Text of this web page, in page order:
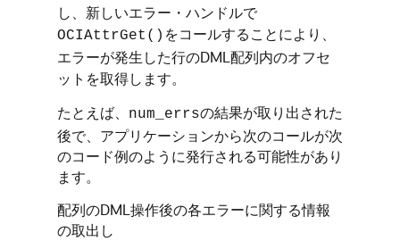
し、新しいエラー・ハンドルで
OCIAttrGet() をコールすることにより、
エラーが発生した行のDML配列内のオフセ
ットを取得します。
たとえば、
num_errsの結果が取り出された
後で、アプリケーションから次のコールが次
のコード例のように発行される可能性があり
ます。
配列のDML操作後の各エラーに関する情報
の取出し